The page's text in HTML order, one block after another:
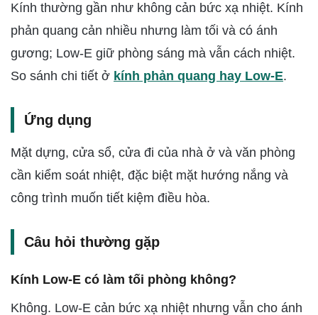
Kính thường gần như không cản bức xạ nhiệt. Kính
phản quang cản nhiều nhưng làm tối và có ánh
gương; Low-E giữ phòng sáng mà vẫn cách nhiệt.
So sánh chi tiết ở kính phản quang hay Low-E.
Ứng dụng
Mặt dựng, cửa sổ, cửa đi của nhà ở và văn phòng
cần kiểm soát nhiệt, đặc biệt mặt hướng nắng và
công trình muốn tiết kiệm điều hòa.
Câu hỏi thường gặp
Kính Low-E có làm tối phòng không?
Không. Low-E cản bức xạ nhiệt nhưng vẫn cho ánh